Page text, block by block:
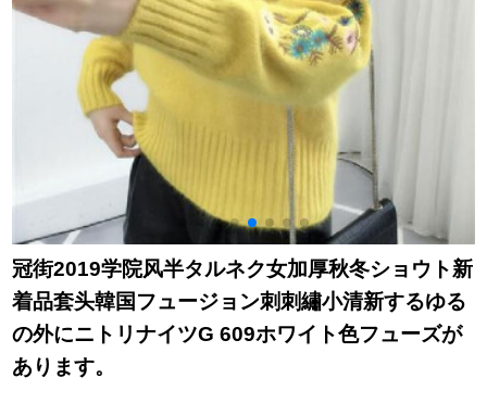
冠街2019学院风半タルネク女加厚秋冬ショウト新
着品套头韓国フュージョン刺刺繡小清新するゆる
の外にニトリナイツG 609ホワイト色フューズが
あります。